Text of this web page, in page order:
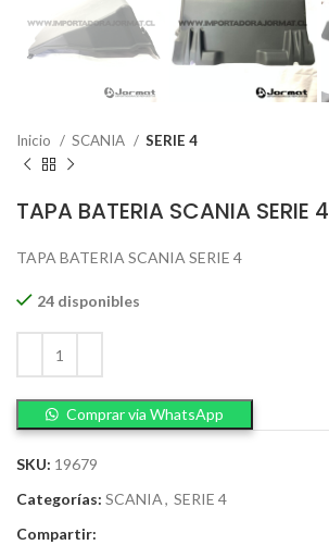
Inicio SCANIA SERIE 4
TAPA BATERIA SCANIA SERIE 4
TAPA BATERIA SCANIA SERIE 4
24 disponibles
Comprar via WhatsApp
SKU: 19679
Categorías: SCANIA, SERIE 4
Compartir: